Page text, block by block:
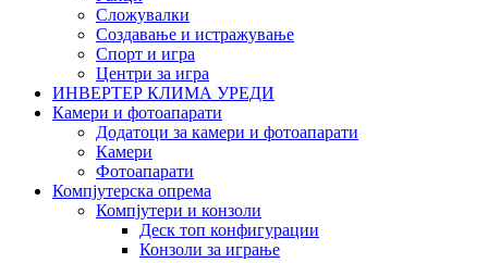
Сложувалки
Создавање и истражување
Спорт и игра
Центри за игра
ИНВЕРТЕР КЛИМА УРЕДИ
Камери и фотоапарати
Додатоци за камери и фотоапарати
Камери
Фотоапарати
Компјутерска опрема
Компјутери и конзоли
Деск топ конфигурации
Конзоли за играње